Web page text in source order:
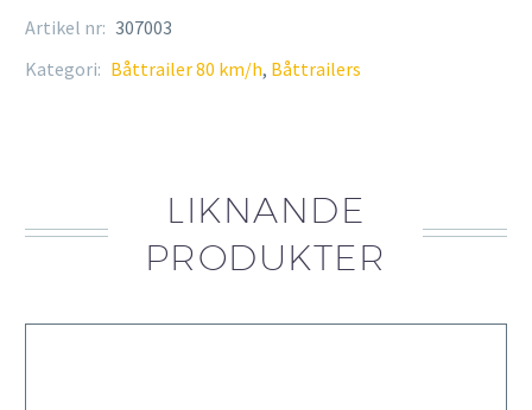
Artikel nr: 307003
Kategori: Båttrailer 80 km/h, Båttrailers
LIKNANDE
PRODUKTER